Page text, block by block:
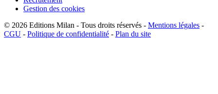
Gestion des cookies
© 2026 Editions Milan - Tous droits réservés - Mentions légales -
CGU - Politique de confidentialité - Plan du site